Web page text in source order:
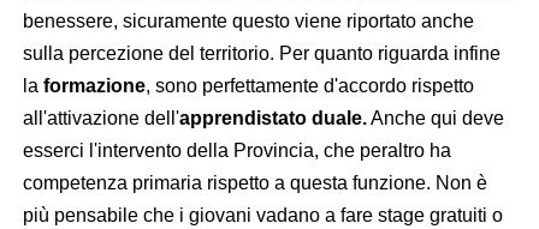
benessere, sicuramente questo viene riportato anche
sulla percezione del territorio. Per quanto riguarda infine
la formazione, sono perfettamente d'accordo rispetto
all'attivazione dell'apprendistato duale.Anche qui deve
esserci l'intervento della Provincia, che peraltro ha
competenza primaria rispetto a questa funzione. Non è
più pensabile che i giovani vadano a fare stage gratuiti o